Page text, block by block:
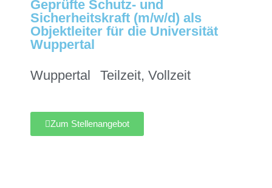
Geprüfte Schutz- und
Sicherheitskraft (m/w/d) als
Objektleiter für die Universität
Wuppertal
Wuppertal Teilzeit, Vollzeit
Zum Stellenangebot